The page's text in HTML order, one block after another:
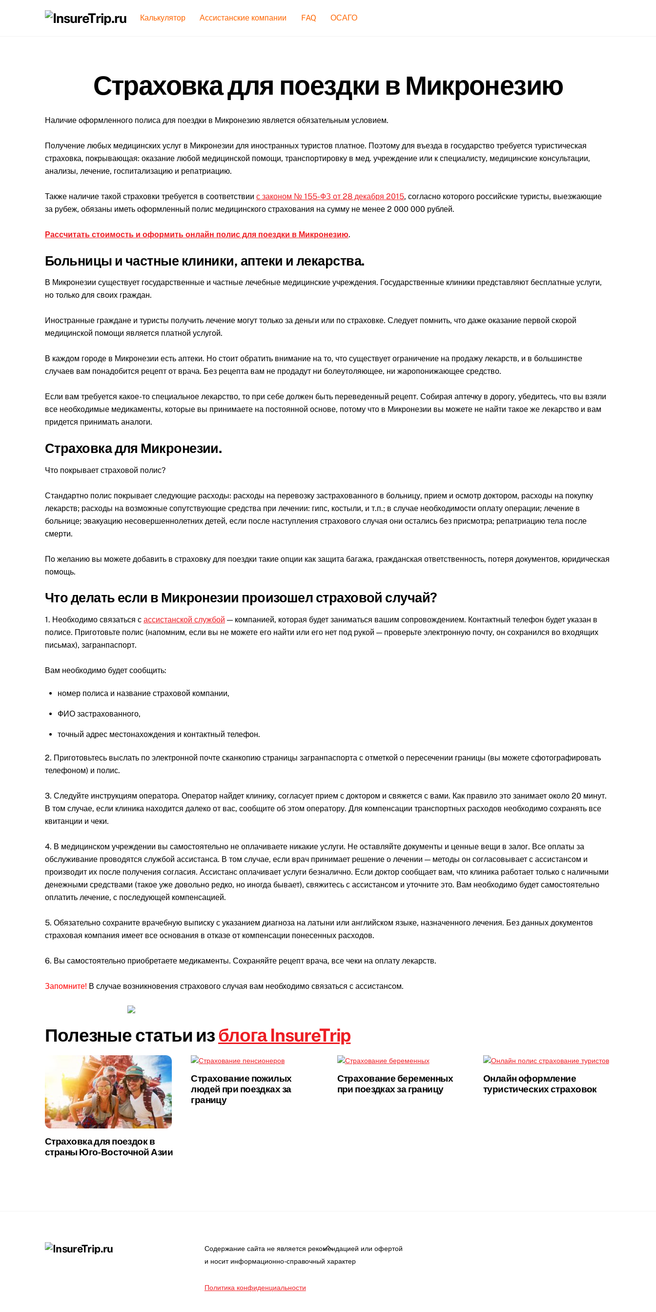
Калькулятор Ассистанские компании FAQ ОСАГО
Страховка для поездки в Микронезию
Наличие оформленного полиса для поездки в Микронезию является обязательным условием.
Получение любых медицинских услуг в Микронезии для иностранных туристов платное. Поэтому для въезда в государство требуется туристическая
страховка, покрывающая: оказание любой медицинской помощи, транспортировку в мед. учреждение или к специалисту, медицинские консультации,
анализы, лечение, госпитализацию и репатриацию.
Также наличие такой страховки требуется в соответствии с законом № 155-ФЗ от 28 декабря 2015, согласно которого российские туристы, выезжающие
за рубеж, обязаны иметь оформленный полис медицинского страхования на сумму не менее 2 000 000 рублей.
Рассчитать стоимость и оформить онлайн полис для поездки в Микронезию.
Больницы и частные клиники, аптеки и лекарства.
В Микронезии существует государственные и частные лечебные медицинские учреждения. Государственные клиники представляют бесплатные услуги,
но только для своих граждан.
Иностранные граждане и туристы получить лечение могут только за деньги или по страховке. Следует помнить, что даже оказание первой скорой
медицинской помощи является платной услугой.
В каждом городе в Микронезии есть аптеки. Но стоит обратить внимание на то, что существует ограничение на продажу лекарств, и в большинстве
случаев вам понадобится рецепт от врача. Без рецепта вам не продадут ни болеутоляющее, ни жаропонижающее средство.
Если вам требуется какое-то специальное лекарство, то при себе должен быть переведенный рецепт. Собирая аптечку в дорогу, убедитесь, что вы взяли
все необходимые медикаменты, которые вы принимаете на постоянной основе, потому что в Микронезии вы можете не найти такое же лекарство и вам
придется принимать аналоги.
Страховка для Микронезии.
Что покрывает страховой полис?
Стандартно полис покрывает следующие расходы: расходы на перевозку застрахованного в больницу, прием и осмотр доктором, расходы на покупку
лекарств; расходы на возможные сопутствующие средства при лечении: гипс, костыли, и т.п.; в случае необходимости оплату операции; лечение в
больнице; эвакуацию несовершеннолетних детей, если после наступления страхового случая они остались без присмотра; репатриацию тела после
смерти.
По желанию вы можете добавить в страховку для поездки такие опции как защита багажа, гражданская ответственность, потеря документов, юридическая
помощь.
Что делать если в Микронезии произошел страховой случай?
1. Необходимо связаться с ассистанской службой — компанией, которая будет заниматься вашим сопровождением. Контактный телефон будет указан в
полисе. Приготовьте полис (напомним, если вы не можете его найти или его нет под рукой — проверьте электронную почту, он сохранился во входящих
письмах), загранпаспорт.
Вам необходимо будет сообщить:
номер полиса и название страховой компании,
ФИО застрахованного,
точный адрес местонахождения и контактный телефон.
2. Приготовьтесь выслать по электронной почте сканкопию страницы загранпаспорта с отметкой о пересечении границы (вы можете сфотографировать
телефоном) и полис.
3. Следуйте инструкциям оператора. Оператор найдет клинику, согласует прием с доктором и свяжется с вами. Как правило это занимает около 20 минут.
В том случае, если клиника находится далеко от вас, сообщите об этом оператору. Для компенсации транспортных расходов необходимо сохранять все
квитанции и чеки.
4. В медицинском учреждении вы самостоятельно не оплачиваете никакие услуги. Не оставляйте документы и ценные вещи в залог. Все оплаты за
обслуживание проводятся службой ассистанса. В том случае, если врач принимает решение о лечении — методы он согласовывает с ассистансом и
производит их после получения согласия. Ассистанс оплачивает услуги безналично. Если доктор сообщает вам, что клиника работает только с наличными
денежными средствами (такое уже довольно редко, но иногда бывает), свяжитесь с ассистансом и уточните это. Вам необходимо будет самостоятельно
оплатить лечение, с последующей компенсацией.
5. Обязательно сохраните врачебную выписку с указанием диагноза на латыни или английском языке, назначенного лечения. Без данных документов
страховая компания имеет все основания в отказе от компенсации понесенных расходов.
6. Вы самостоятельно приобретаете медикаменты. Сохраняйте рецепт врача, все чеки на оплату лекарств.
Запомните! В случае возникновения страхового случая вам необходимо связаться с ассистансом.
Полезные статьи изблога InsureTrip
Страховка для поездок в
страны Юго-Восточной Азии
Страхование пожилых
людей при поездках за
границу
Страхование беременных
при поездках за границу
Онлайн оформление
туристических страховок
Back
To
Содержание сайта не является рекомендацией или офертой
и носит информационно-справочный характер
Политика конфиденциальности